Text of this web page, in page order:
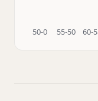
50-0 55-50 60-